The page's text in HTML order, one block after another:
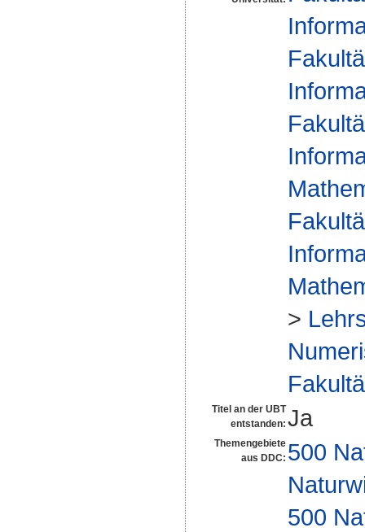
>
Titel an der UBT
entstanden: Ja
Themengebiete
aus DDC: 500
500